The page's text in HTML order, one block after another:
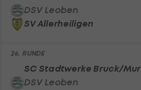
DSV Leoben
SV Allerheiligen
26. RUNDE
SC Stadtwerke Bruck/Mur
DSV Leoben